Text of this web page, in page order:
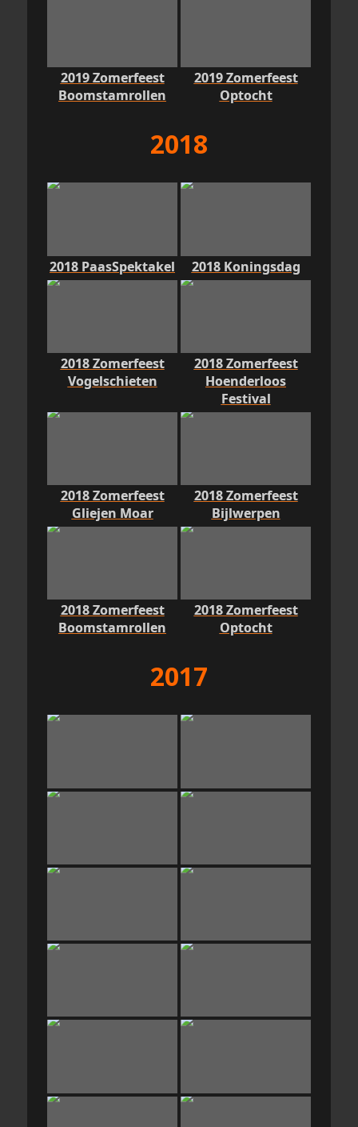
2019 Zomerfeest
Boomstamrollen
2019 Zomerfeest
Optocht
2018
2018 PaasSpektakel 2018 Koningsdag
2018 Zomerfeest
Vogelschieten
2018 Zomerfeest
Hoenderloos
Festival
2018 Zomerfeest
Gliejen Moar
2018 Zomerfeest
Bijlwerpen
2018 Zomerfeest
Boomstamrollen
2018 Zomerfeest
Optocht
2017